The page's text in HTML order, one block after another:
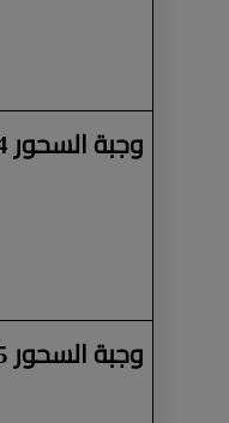
وجبة السحور 4
وجبة السحور 5